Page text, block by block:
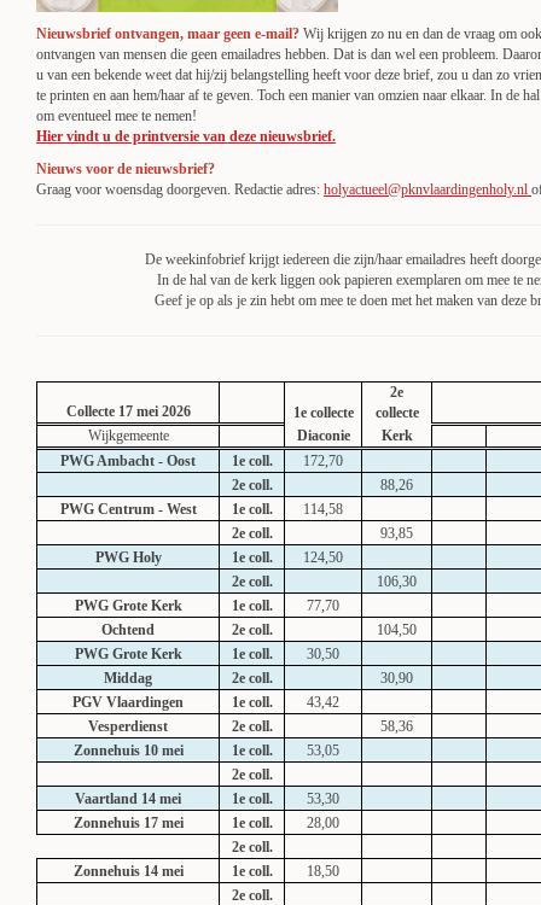
Nieuwsbrief ontvangen, maar geen e-mail? Wij krijgen zo nu en dan de vraag om
ontvangen van mensen die geen emailadres hebben. Dat is dan wel een probleem.
u van een bekende weet dat hij/zij belangstelling heeft voor deze brief, zou u dan zo
te printen en aan hem/haar af te geven. Toch een manier van omzien naar elkaar. In de
om eventueel mee te nemen!
Hier vindt u de printversie van deze nieuwsbrief.
Nieuws voor de nieuwsbrief?
Graag voor woensdag doorgeven. Redactie adres: holyactueel@pknvlaardingenholy.nl
De weekinfobrief krijgt iedereen die zijn/haar emailadres heeft
In de hal van de kerk liggen ook papieren exemplaren om mee te
Geef je op als je zin hebt om mee te doen met het maken van deze
Collecte 17 mei 2026 1e collecte
2e
collecte
Wijkgemeente
Diaconie
Kerk
PWG Ambacht - Oost
1e coll.
172,70
2e coll.
88,26
PWG Centrum - West
1e coll.
114,58
2e coll.
93,85
PWG Holy
1e coll.
124,50
2e coll.
106,30
PWG Grote Kerk
1e coll.
77,70
Ochtend
2e coll.
104,50
PWG Grote Kerk
1e coll.
30,50
Middag
2e coll.
30,90
PGV Vlaardingen
1e coll.
43,42
Vesperdienst
2e coll.
58,36
Zonnehuis 10 mei
1e coll.
53,05
2e coll.
Vaartland 14 mei
1e coll.
53,30
Zonnehuis 17 mei
1e coll.
28,00
2e coll.
Zonnehuis 14 mei
1e coll.
18,50
2e coll.